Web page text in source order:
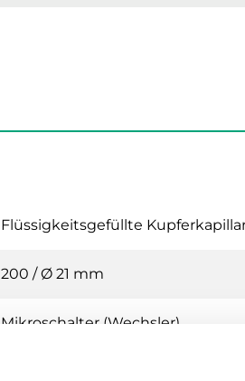
Flüssigkeitsgefüllte
200 / Ø 21 mm
Mikroschalter (Wechsler)